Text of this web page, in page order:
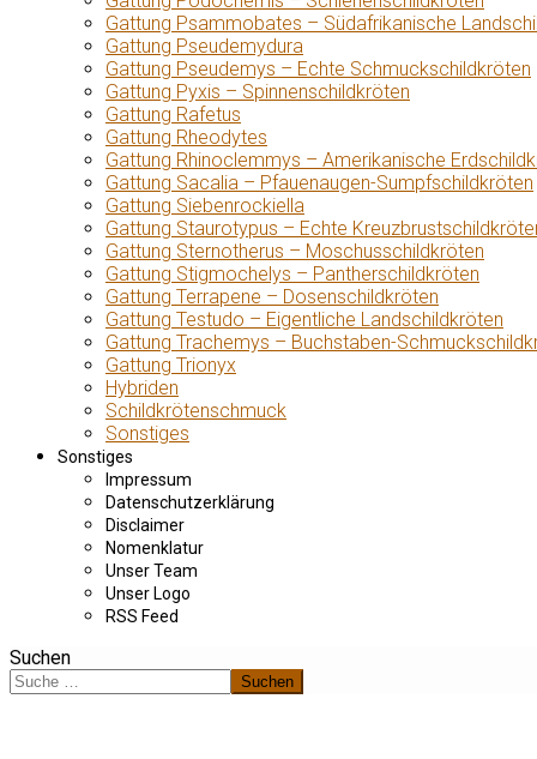
Gattung Psammobates – Südafrikanische
Gattung Pseudemydura
Gattung Pseudemys – Echte Schmuckschildkröten
Gattung Pyxis – Spinnenschildkröten
Gattung Rafetus
Gattung Rheodytes
Gattung Rhinoclemmys – Amerikanische
Gattung Sacalia – Pfauenaugen-Sumpfschildkröten
Gattung Siebenrockiella
Gattung Staurotypus – Echte
Gattung Sternotherus – Moschusschildkröten
Gattung Stigmochelys – Pantherschildkröten
Gattung Terrapene – Dosenschildkröten
Gattung Testudo – Eigentliche Landschildkröten
Gattung Trachemys – Buchstaben-
Gattung Trionyx
Hybriden
Schildkrötenschmuck
Sonstiges
Sonstiges
Impressum
Datenschutzerklärung
Disclaimer
Nomenklatur
Unser Team
Unser Logo
RSS Feed
Suchen
Suchen